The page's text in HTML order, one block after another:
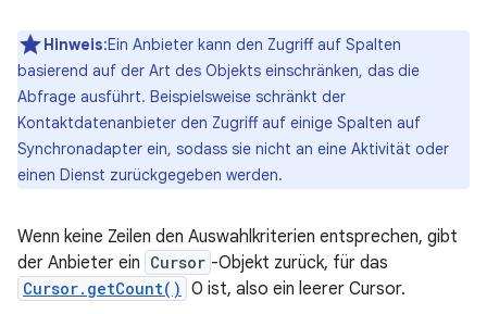
Hinweis:Ein Anbieter kann den Zugriff auf Spalten
basierend auf der Art des Objekts einschränken, das die
Abfrage ausführt. Beispielsweise schränkt der
Kontaktdatenanbieter den Zugriff auf einige Spalten auf
Synchronadapter ein, sodass sie nicht an eine Aktivität oder
einen Dienst zurückgegeben werden.
Wenn keine Zeilen den Auswahlkriterien entsprechen, gibt
der Anbieter ein Cursor -Objekt zurück, für das
Cursor.getCount() 0 ist, also ein leerer Cursor.